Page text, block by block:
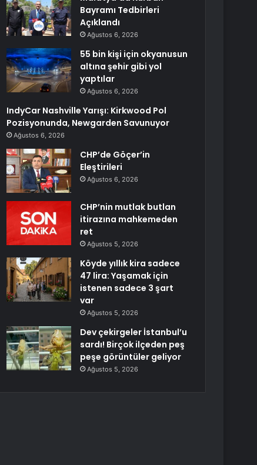
Bayramı Tedbirleri
Açıklandı
Ağustos 6, 2026
55 bin kişi için okyanusun
altına şehir gibi yol
yaptılar
Ağustos 6, 2026
IndyCar Nashville Yarışı: Kirkwood Pol
Pozisyonunda, Newgarden Savunuyor
Ağustos 6, 2026
CHP’de Göçer’in
Eleştirileri
Ağustos 6, 2026
CHP’nin mutlak butlan
itirazına mahkemeden
ret
Ağustos 5, 2026
Köyde yıllık kira sadece
47 lira: Yaşamak için
istenen sadece 3 şart
var
Ağustos 5, 2026
Dev çekirgeler İstanbul’u
sardı! Birçok ilçeden peş
peşe görüntüler geliyor
Ağustos 5, 2026